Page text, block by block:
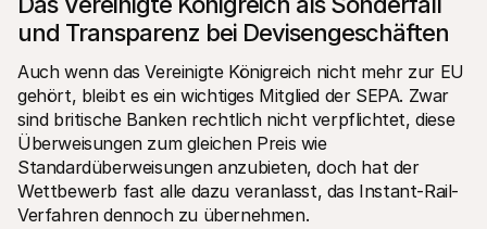
und Transparenz bei Devisengeschäften
Auch wenn das Vereinigte Königreich nicht mehr zur EU
gehört, bleibt es ein wichtiges Mitglied der SEPA. Zwar
sind britische Banken rechtlich nicht verpflichtet, diese
Überweisungen zum gleichen Preis wie
Standardüberweisungen anzubieten, doch hat der
Wettbewerb fast alle dazu veranlasst, das Instant-Rail-
Verfahren dennoch zu übernehmen.